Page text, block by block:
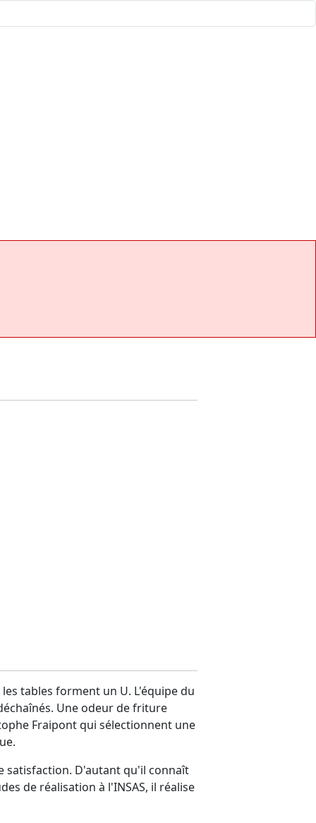
tables forment un U. L'équipe du
Une odeur de friture
Fraipont qui sélectionnent une
satisfaction. D'autant qu'il connaît
de réalisation à l'INSAS, il réalise